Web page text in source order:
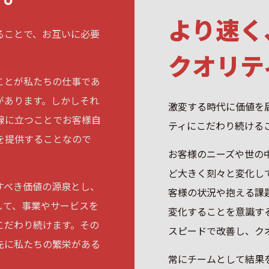
とで、お互いに必要
が私たちの仕事であ
ります。しかしそれ
立つことでお客様自
供することなので
き価値の源泉とし、
、事業やサービスを
わり続けます。その
私たちの繁栄がある
より速
クオリ
激変する時代に価値を
ティにこだわり続ける
お客様のニーズや世の
ど大きく刻々と変化
客様の状況や抱える課
変化することを意識す
スピードで改善し、ク
常にチームとして結